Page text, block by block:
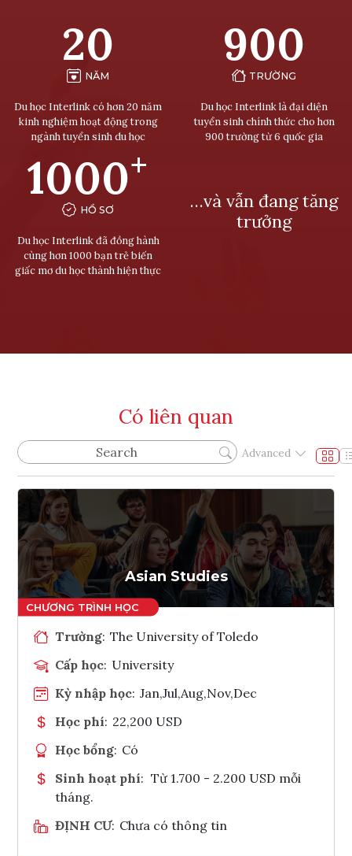
20
NĂM
Du học Interlink có hơn 20 năm
kinh nghiệm hoạt động trong
ngành tuyển sinh du học
900
TRƯỜNG
Du học Interlink là đại diện
tuyển sinh chính thức cho hơn
900 trường từ 6 quốc gia
1000+
HỒ SƠ
Du học Interlink đã đồng hành
cùng hơn 1000 bạn trẻ biến
giấc mơ du học thành hiện thực
…và vẫn đang tăng
trưởng
Có liên quan
Advanced
Asian Studies
Trường: The University of Toledo
Cấp học: University
Kỳ nhập học: Jan,Jul,Aug,Nov,Dec
Học phí: 22,200 USD
Học bổng: Có
Sinh hoạt phí: Từ 1.700 - 2.200 USD mỗi
tháng.
ĐỊNH CƯ: Chưa có thông tin